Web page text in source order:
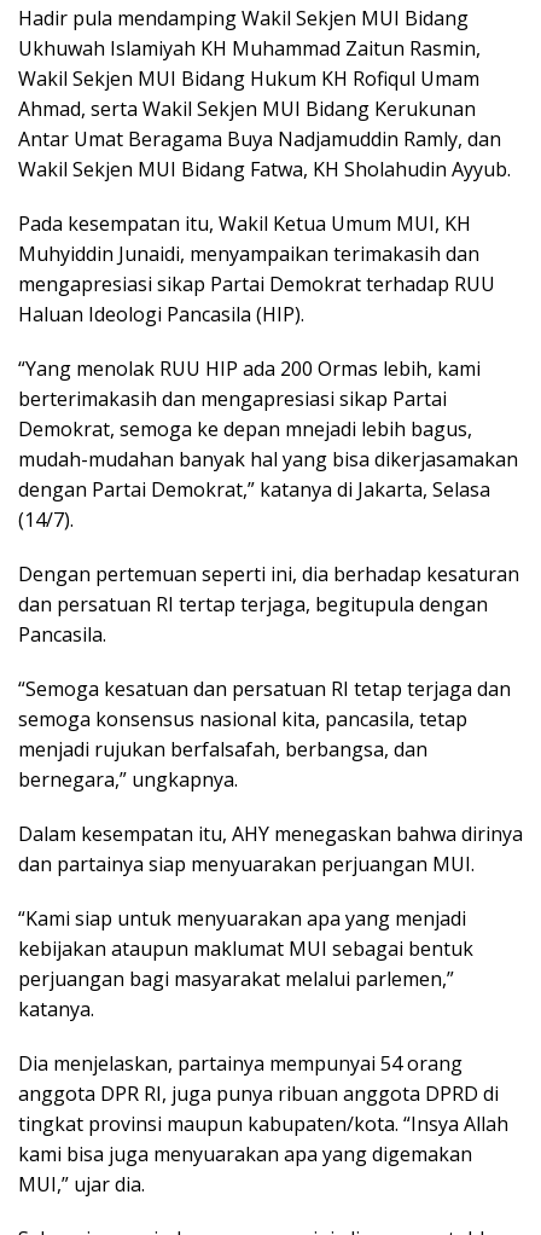
Hadir pula mendamping Wakil Sekjen MUI Bidang
Ukhuwah Islamiyah KH Muhammad Zaitun Rasmin,
Wakil Sekjen MUI Bidang Hukum KH Rofiqul Umam
Ahmad, serta Wakil Sekjen MUI Bidang Kerukunan
Antar Umat Beragama Buya Nadjamuddin Ramly, dan
Wakil Sekjen MUI Bidang Fatwa, KH Sholahudin Ayyub.
Pada kesempatan itu, Wakil Ketua Umum MUI, KH
Muhyiddin Junaidi, menyampaikan terimakasih dan
mengapresiasi sikap Partai Demokrat terhadap RUU
Haluan Ideologi Pancasila (HIP).
“Yang menolak RUU HIP ada 200 Ormas lebih, kami
berterimakasih dan mengapresiasi sikap Partai
Demokrat, semoga ke depan mnejadi lebih bagus,
mudah-mudahan banyak hal yang bisa dikerjasamakan
dengan Partai Demokrat,” katanya di Jakarta, Selasa
(14/7).
Dengan pertemuan seperti ini, dia berhadap kesaturan
dan persatuan RI tertap terjaga, begitupula dengan
Pancasila.
“Semoga kesatuan dan persatuan RI tetap terjaga dan
semoga konsensus nasional kita, pancasila, tetap
menjadi rujukan berfalsafah, berbangsa, dan
bernegara,” ungkapnya.
Dalam kesempatan itu, AHY menegaskan bahwa dirinya
dan partainya siap menyuarakan perjuangan MUI.
“Kami siap untuk menyuarakan apa yang menjadi
kebijakan ataupun maklumat MUI sebagai bentuk
perjuangan bagi masyarakat melalui parlemen,”
katanya.
Dia menjelaskan, partainya mempunyai 54 orang
anggota DPR RI, juga punya ribuan anggota DPRD di
tingkat provinsi maupun kabupaten/kota. “Insya Allah
kami bisa juga menyuarakan apa yang digemakan
MUI,” ujar dia.